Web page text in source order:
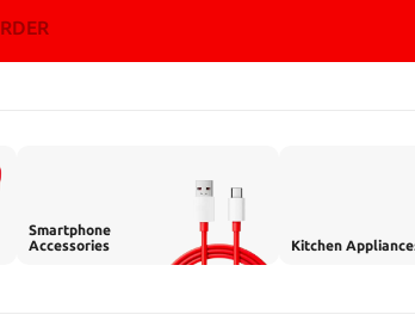
Smartphone
Accessories
Kitchen